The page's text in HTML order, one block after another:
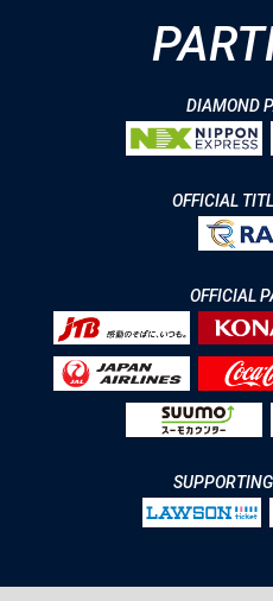
DIAMOND
OFFICIAL
OFFICIAL